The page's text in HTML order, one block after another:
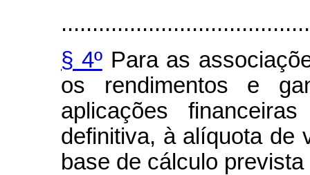
§ 4ºPara as
os rendimentos e
aplicações
definitiva, à alíquota de
base de cálculo